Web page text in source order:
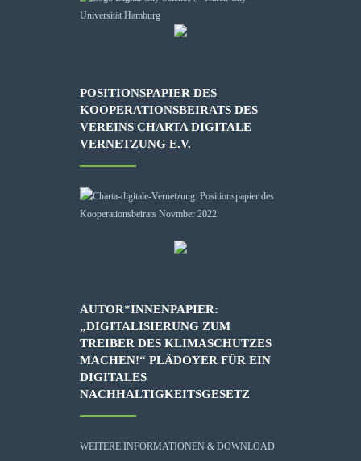
POSITIONSPAPIER DES
KOOPERATIONSBEIRATS DES
VEREINS CHARTA DIGITALE
VERNETZUNG E.V.
AUTOR*INNENPAPIER:
„DIGITALISIERUNG ZUM
TREIBER DES KLIMASCHUTZES
MACHEN!“ PLÄDOYER FÜR EIN
DIGITALES
NACHHALTIGKEITSGESETZ
WEITERE INFORMATIONEN & DOWNLOAD